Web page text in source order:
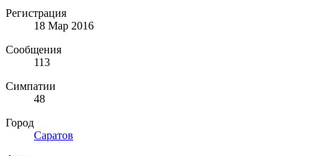
Регистрация
18 Мар 2016
Сообщения
113
Симпатии
48
Город
Саратов